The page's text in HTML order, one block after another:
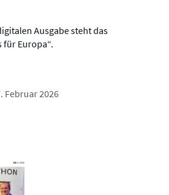
Ausgabe steht das
für Europa“.
Februar 2026